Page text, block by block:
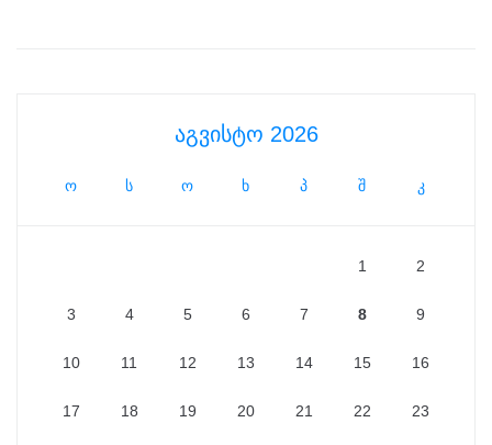
აგვისტო 2026
ო ს ო ხ პ შ კ
1 2
3 4 5 6 7 8 9
10 11 12 13 14 15 16
17 18 19 20 21 22 23